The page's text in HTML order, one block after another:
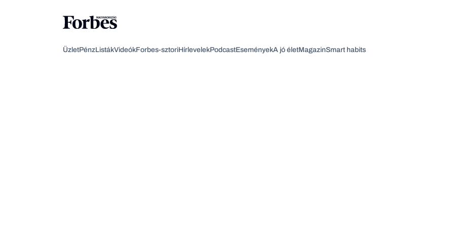
ÜzletPénzListákVideókForbes-sztoriHírlevelekPodcastEseményekA jó életMagazinSmart habits